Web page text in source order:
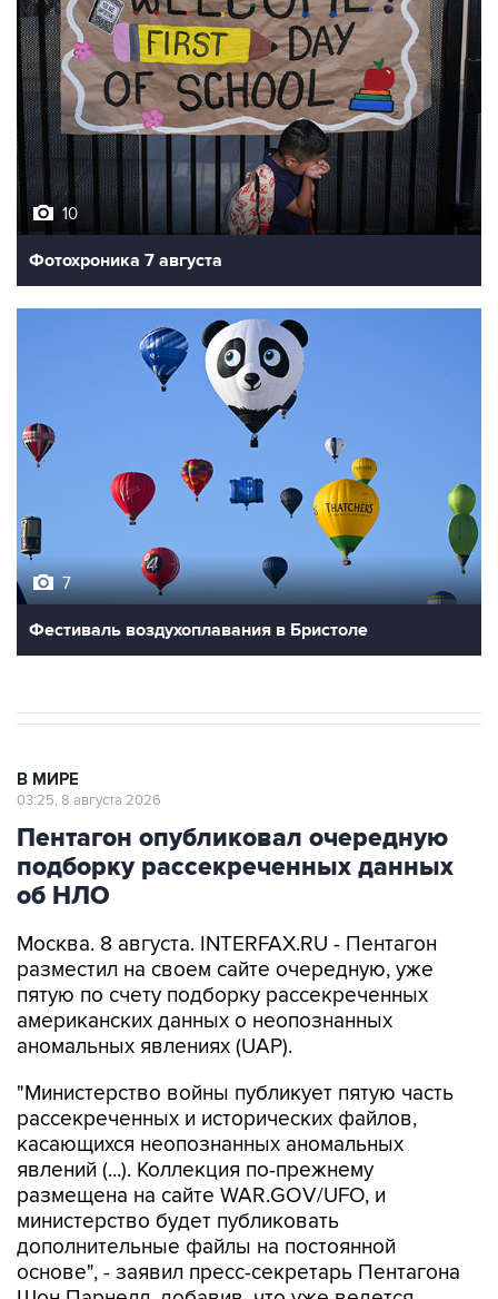
10
Фотохроника 7 августа
7
Фестиваль воздухоплавания в Бристоле
В МИРЕ
03:25, 8 августа 2026
Пентагон опубликовал очередную
подборку рассекреченных данных
об НЛО
Москва. 8 августа. INTERFAX.RU - Пентагон
разместил на своем сайте очередную, уже
пятую по счету подборку рассекреченных
американских данных о неопознанных
аномальных явлениях (UAP).
"Министерство войны публикует пятую часть
рассекреченных и исторических файлов,
касающихся неопознанных аномальных
явлений (...). Коллекция по-прежнему
размещена на сайте WAR.GOV/UFO, и
министерство будет публиковать
дополнительные файлы на постоянной
основе", - заявил пресс-секретарь Пентагона